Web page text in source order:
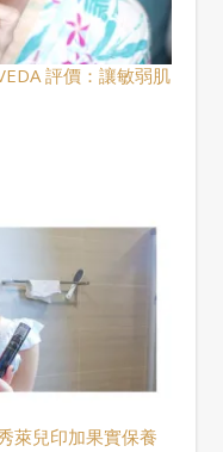
評價：讓敏弱肌
萊兒印加果實保養